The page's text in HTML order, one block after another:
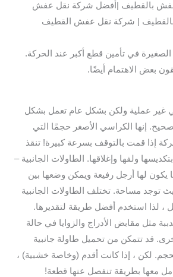
بالقطيف |أفضل شركة نقل عفش
| شركة نقل عفش القطيف
في تأمين قطع أكبر عند الحركة.
بعض الاهتمام أيضًا.
غير عملية ولكن بشكل عام تعمل بشكل
إنها الكراسي الأصغر حجمًا التي
إذا قمت بالتوقف بسرعة كبيرة! تنقذ
ولفها وإغلاقها. الطاولات الجانبية –
يكون لها أرجل رفيعة ويمكن وضعها بين
توجد مساحة. تختلف الطاولات الجانبية
لذا استخدم أفضل طريقة لتقديرها.
مثل مقابض الأدراج والزوايا في حالة
قد تتمكن من تحميل طاولة جانبية
لكن ، إذا كانت أقدم (وخاصة خشبية) ،
معها بطريقة تنفصل عنها قطعة!